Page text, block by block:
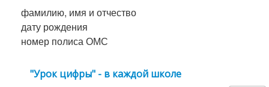
фамилию, имя и отчество
дату рождения
номер полиса ОМС
"Урок цифры" - в каждой школе